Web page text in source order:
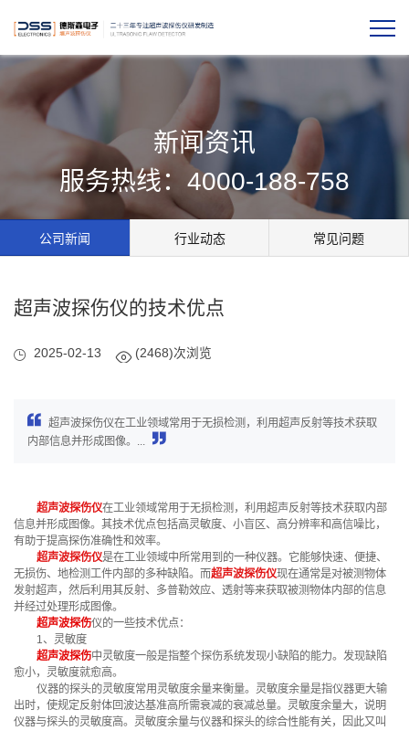
新闻资讯
服务热线：4000-188-758
公司新闻 行业动态 常见问题
超声波探伤仪的技术优点
2025-02-13 (2468)次浏览
超声波探伤仪在工业领域常用于无损检测，利用超声反射等技术获取
内部信息并形成图像。...
超声波探伤仪在工业领域常用于无损检测，利用超声反射等技术获取内部
信息并形成图像。其技术优点包括高灵敏度、小盲区、高分辨率和高信噪比，
有助于提高探伤准确性和效率。
超声波探伤仪是在工业领域中所常用到的一种仪器。它能够快速、便捷、
无损伤、地检测工件内部的多种缺陷。而超声波探伤仪现在通常是对被测物体
发射超声，然后利用其反射、多普勒效应、透射等来获取被测物体内部的信息
并经过处理形成图像。
超声波探伤仪的一些技术优点：
1、灵敏度
超声波探伤中灵敏度一般是指整个探伤系统发现小缺陷的能力。发现缺陷
愈小，灵敏度就愈高。
仪器的探头的灵敏度常用灵敏度余量来衡量。灵敏度余量是指仪器更大输
出时，使规定反射体回波达基准高所需衰减的衰减总量。灵敏度余量大，说明
仪器与探头的灵敏度高。灵敏度余量与仪器和探头的综合性能有关，因此又叫